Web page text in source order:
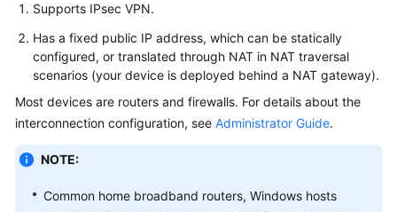
User
Guide
Administrator
Guide
Practices
Troubleshooting
Supports IPsec VPN.
Has a fixed public IP address, which can be statically
configured, or translated through NAT in NAT traversal
scenarios (your device is deployed behind a NAT gateway).
Most devices are routers and firewalls. For details about the
interconnection configuration, see Administrator Guide.
NOTE:
Common home broadband routers, Windows hosts